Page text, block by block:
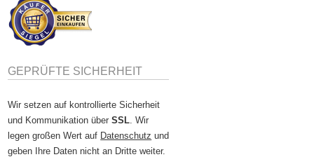
GEPRÜFTE SICHERHEIT
Wir setzen auf kontrollierte Sicherheit
und Kommunikation überSSL. Wir
legen großen Wert auf Datenschutz und
geben Ihre Daten nicht an Dritte weiter.